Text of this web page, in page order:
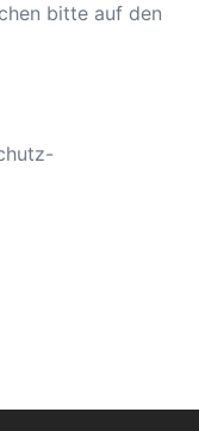
bitte auf den